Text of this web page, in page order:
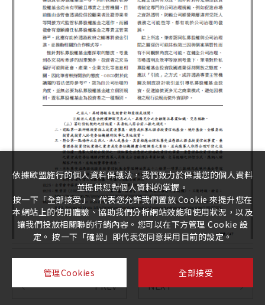
PREV NEXT
依據歐盟施行的個人資料保護法，我們致力於保護您的個人資料
並提供您對個人資料的掌握。
按一下「全部接受」，代表您允許我們置放 Cookie 來提升您在
本網站上的使用體驗、協助我們分析網站效能和使用狀況，以及
讓我們投放相關聯的行銷內容。您可以在下方管理 Cookie 設
定。 按一下「確認」即代表您同意採用目前的設定。
管理Cookies 全部接受